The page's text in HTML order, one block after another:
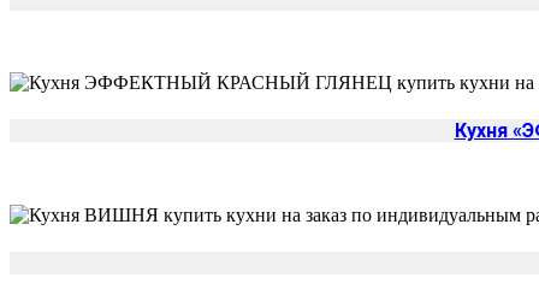
Кухня